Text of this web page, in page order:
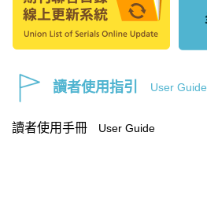
讀者使用指引 User Guide
讀者使用手冊 User Guide